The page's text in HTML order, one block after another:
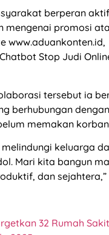
berperan
mengenai promosi
Stop Judi
tersebut ia
berhubungan
memakan
keluarga
Mari kita bangun
dan
32 Rumah